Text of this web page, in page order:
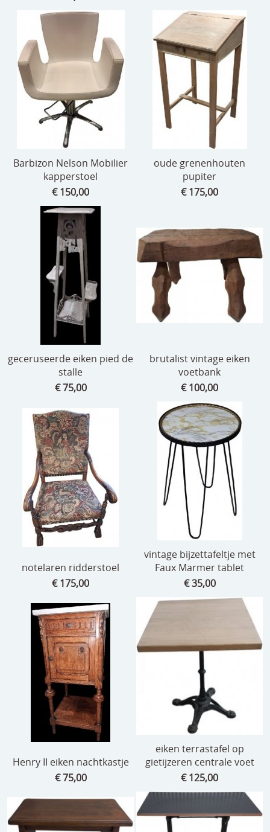
Barbizon Nelson Mobilier
kapperstoel
€ 150,00
oude grenenhouten
pupiter
€ 175,00
geceruseerde eiken pied de
stalle
€ 75,00
brutalist vintage eiken
voetbank
€ 100,00
notelaren ridderstoel
€ 175,00
vintage bijzettafeltje met
Faux Marmer tablet
€ 35,00
Henry II eiken nachtkastje
€ 75,00
eiken terrastafel op
gietijzeren centrale voet
€ 125,00